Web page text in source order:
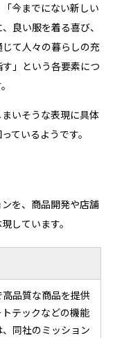
今までにない新しい
良い服を着る喜び、
て人々の暮らしの充
」という各要素につ
いそうな表現に具体
ているようです。
を、商品開発や店舗
しています。
品質な商品を提供
テックなどの機能
同社のミッション